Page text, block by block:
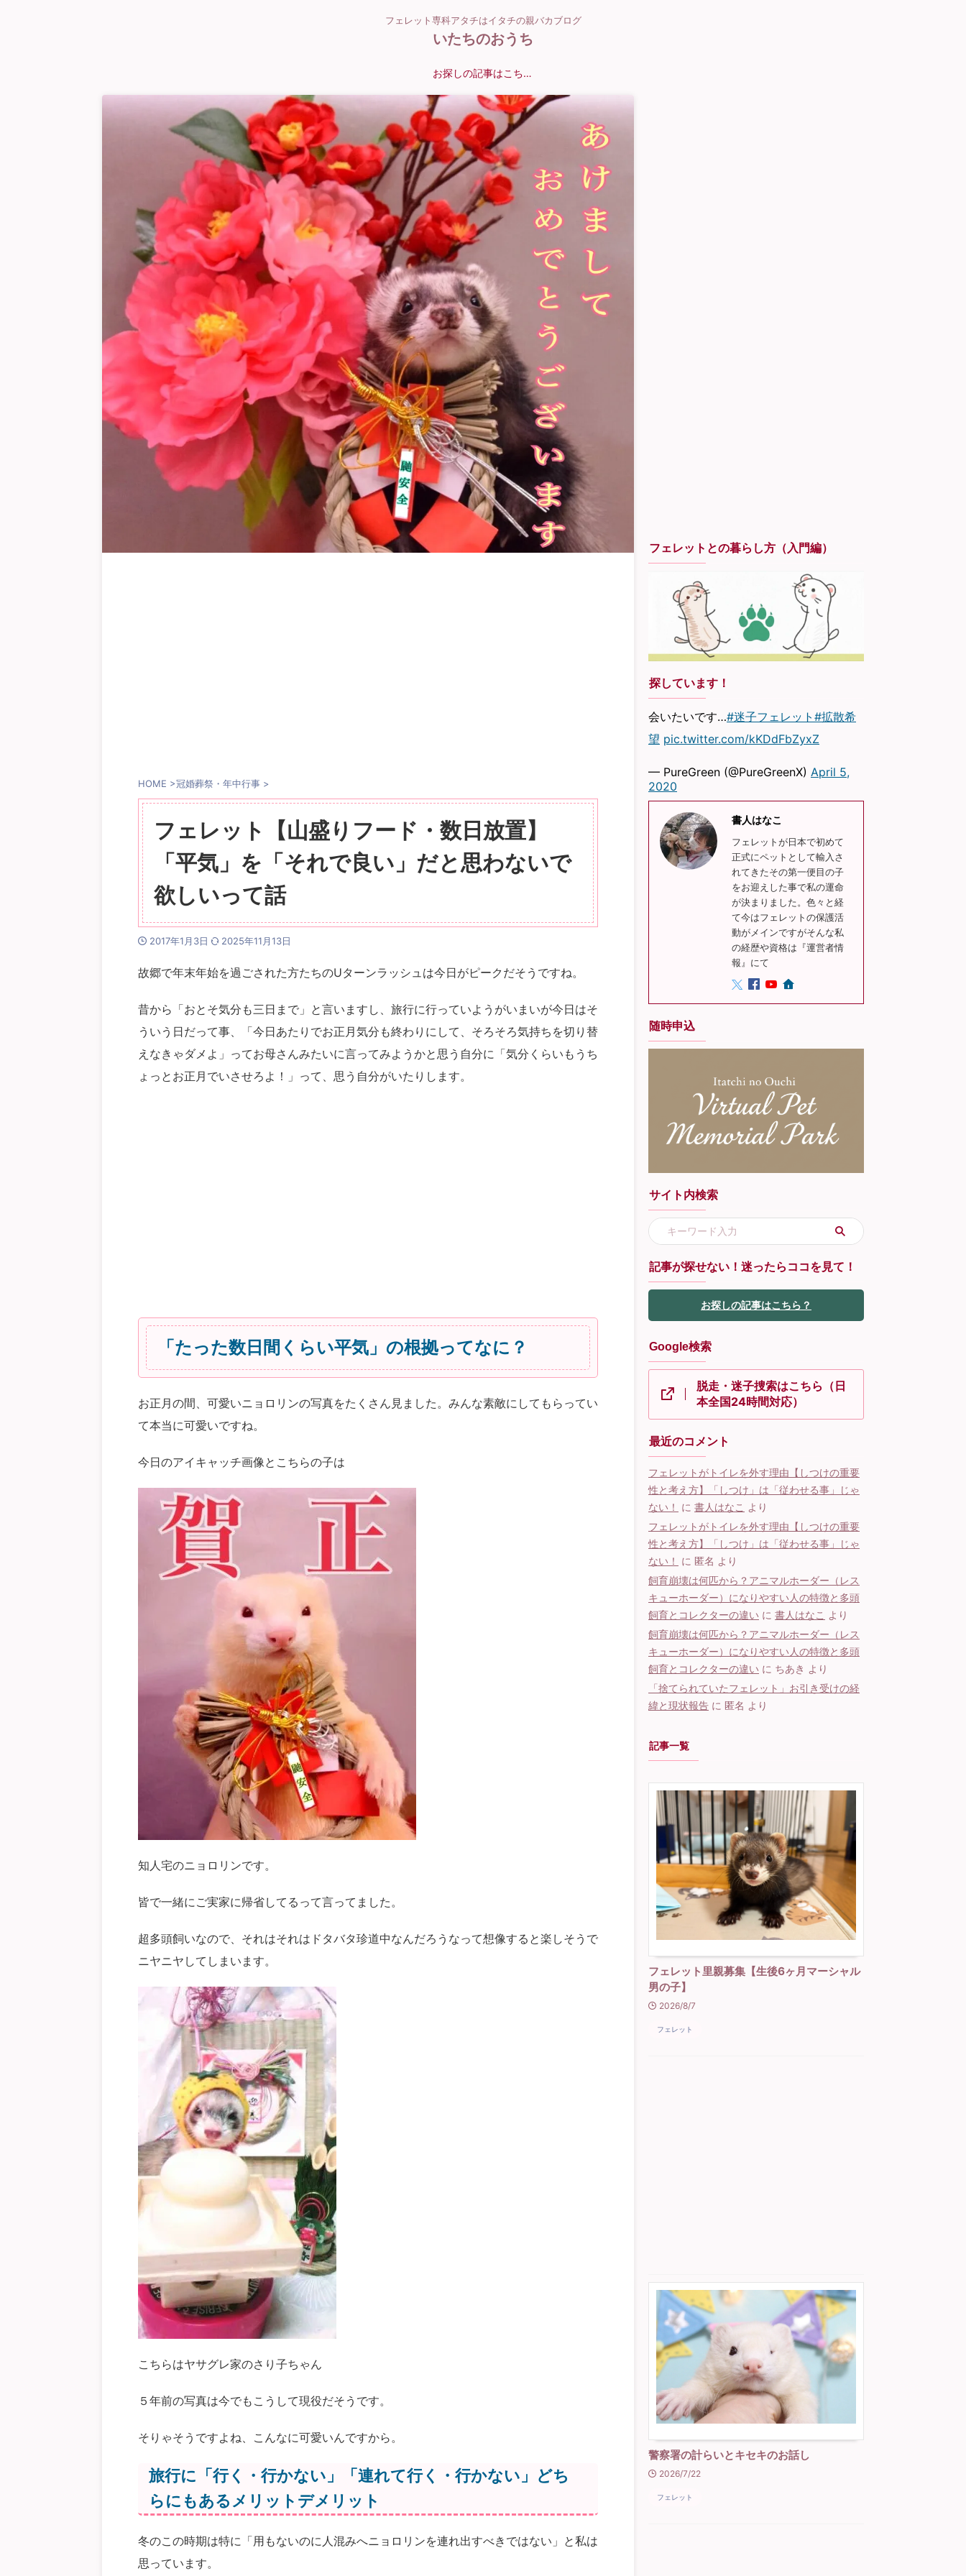
フェレット専科アタチはイタチの親バカブログ
いたちのおうち
お探しの記事はこちら？
HOME >冠婚葬祭・年中行事 >
フェレット【山盛りフード・数日放置】
「平気」を「それで良い」だと思わないで
欲しいって話
2017年1月3日 2025年11月13日
故郷で年末年始を過ごされた方たちのUターンラッシュは今日がピークだそうですね。
昔から「おとそ気分も三日まで」と言いますし、旅行に行っていようがいまいが今日はそ
ういう日だって事、「今日あたりでお正月気分も終わりにして、そろそろ気持ちを切り替
えなきゃダメよ」ってお母さんみたいに言ってみようかと思う自分に「気分くらいもうち
ょっとお正月でいさせろよ！」って、思う自分がいたりします。
「たった数日間くらい平気」の根拠ってなに？
お正月の間、可愛いニョロリンの写真をたくさん見ました。みんな素敵にしてもらってい
て本当に可愛いですね。
今日のアイキャッチ画像とこちらの子は
知人宅のニョロリンです。
皆で一緒にご実家に帰省してるって言ってました。
超多頭飼いなので、それはそれはドタバタ珍道中なんだろうなって想像すると楽しそうで
ニヤニヤしてしまいます。
こちらはヤサグレ家のさり子ちゃん
５年前の写真は今でもこうして現役だそうです。
そりゃそうですよね、こんなに可愛いんですから。
旅行に「行く・行かない」「連れて行く・行かない」どち
らにもあるメリットデメリット
冬のこの時期は特に「用もないのに人混みへニョロリンを連れ出すべきではない」と私は
思っています。
フェレットとの暮らし方（入門編）
探しています！
会いたいです…#迷子フェレット #拡散希
望 pic.twitter.com/kKDdFbZyxZ
— PureGreen (@PureGreenX) April 5,
2020
書人はなこ
フェレットが日本で初めて
正式にペットとして輸入さ
れてきたその第一便目の子
をお迎えした事で私の運命
が決まりました。色々と経
て今はフェレットの保護活
動がメインですがそんな私
の経歴や資格は『運営者情
報』にて
随時申込
サイト内検索
記事が探せない！迷ったらココを見て！
お探しの記事はこちら？
Google検索
脱走・迷子捜索はこちら（日
本全国24時間対応）
最近のコメント
フェレットがトイレを外す理由【しつけの重要
性と考え方】「しつけ」は「従わせる事」じゃ
ない！
に 書人はなこ より
フェレットがトイレを外す理由【しつけの重要
性と考え方】「しつけ」は「従わせる事」じゃ
ない！
に 匿名 より
飼育崩壊は何匹から？アニマルホーダー（レス
キューホーダー）になりやすい人の特徴と多頭
飼育とコレクターの違い に 書人はなこ より
飼育崩壊は何匹から？アニマルホーダー（レス
キューホーダー）になりやすい人の特徴と多頭
飼育とコレクターの違い に ちあき より
「捨てられていたフェレット」お引き受けの経
緯と現状報告 に 匿名 より
記事一覧
フェレット里親募集【生後6ヶ月マーシャル
男の子】
2026/8/7
フェレット
警察署の計らいとキセキのお話し
2026/7/22
フェレット